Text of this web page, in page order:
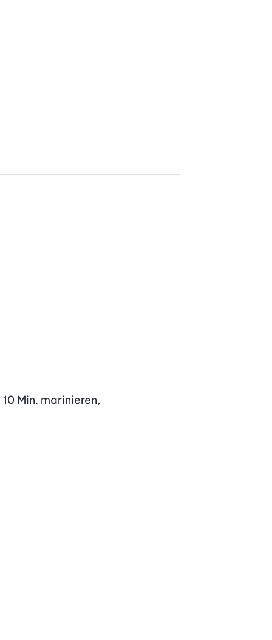
Min. marinieren,